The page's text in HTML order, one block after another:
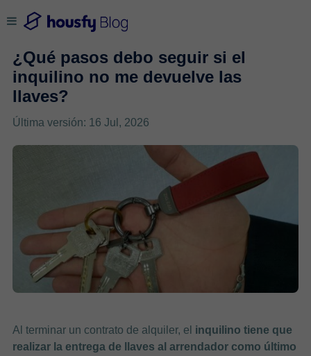
¿Qué pasos debo seguir si el
inquilino no me devuelve las
llaves?
Última versión: 16 Jul, 2026
Al terminar un contrato de alquiler, el inquilino tiene que
realizar la entrega de llaves al arrendador como último